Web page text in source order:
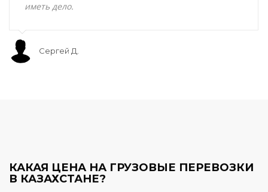
иметь дело.
Сергей Д.
КАКАЯ ЦЕНА НА ГРУЗОВЫЕ ПЕРЕВОЗКИ
В КАЗАХСТАНЕ?